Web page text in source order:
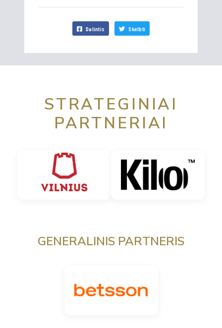
Dalintis Skelbti
STRATEGINIAI
PARTNERIAI
GENERALINIS PARTNERIS